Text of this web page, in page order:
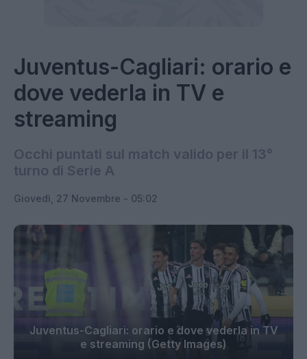
Juventus-Cagliari: orario e
dove vederla in TV e
streaming
Occhi puntati sul match valido per il 13°
turno di Serie A
Giovedì, 27 Novembre - 05:02
Juventus-Cagliari: orario e dove vederla in TV
e streaming (Getty Images)